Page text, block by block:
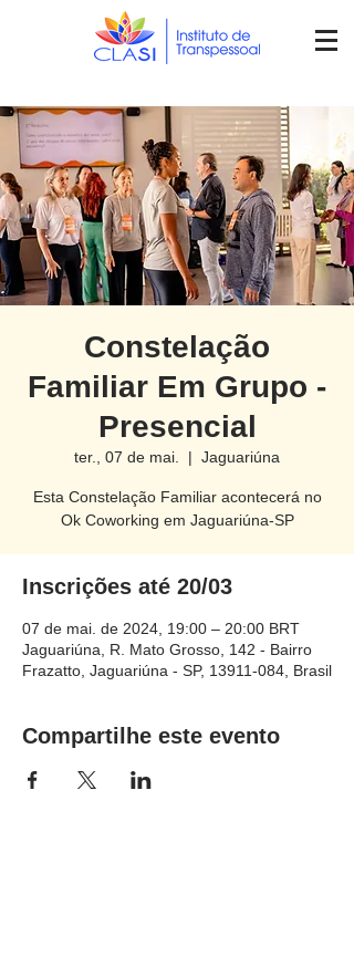
Constelação
Familiar Em Grupo -
Presencial
ter., 07 de mai.
  |
Jaguariúna
Esta Constelação Familiar acontecerá no
Ok Coworking em Jaguariúna-SP
Inscrições até 20/03
07 de mai. de 2024, 19:00 – 20:00 BRT
Jaguariúna, R. Mato Grosso, 142 - Bairro
Frazatto, Jaguariúna - SP, 13911-084, Brasil
Compartilhe este evento